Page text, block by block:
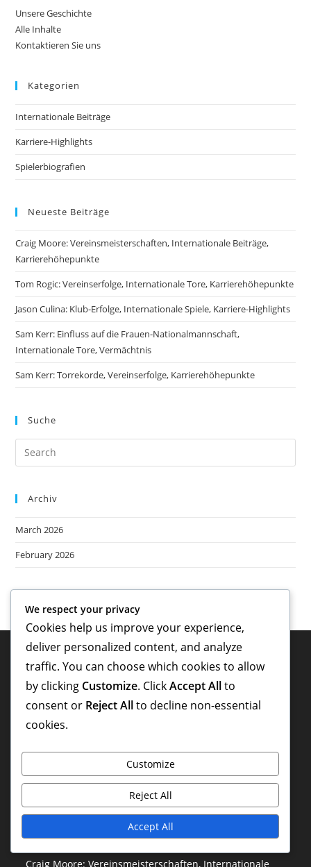
Unsere Geschichte
Alle Inhalte
Kontaktieren Sie uns
Kategorien
Internationale Beiträge
Karriere-Highlights
Spielerbiografien
Neueste Beiträge
Craig Moore: Vereinsmeisterschaften, Internationale Beiträge,
Karrierehöhepunkte
Tom Rogic: Vereinserfolge, Internationale Tore, Karrierehöhepunkte
Jason Culina: Klub-Erfolge, Internationale Spiele, Karriere-Highlights
Sam Kerr: Einfluss auf die Frauen-Nationalmannschaft,
Internationale Tore, Vermächtnis
Sam Kerr: Torrekorde, Vereinserfolge, Karrierehöhepunkte
Suche
Archiv
March 2026
February 2026
Rechtliches
Kontaktieren Sie uns
Unsere Geschichte
Allgemeine Geschäftsbedingungen
Craig Moore: Vereinsmeisterschaften, Internationale
We respect your privacy
Cookies help us improve your experience,
deliver personalized content, and analyze
traffic. You can choose which cookies to allow
by clicking Customize. ClickAccept Allto
consent or Reject Allto decline non-essential
cookies.
Customize
Reject All
Accept All